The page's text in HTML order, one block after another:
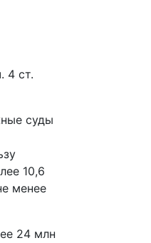
4 ст.
суды
10,6
менее
24 млн